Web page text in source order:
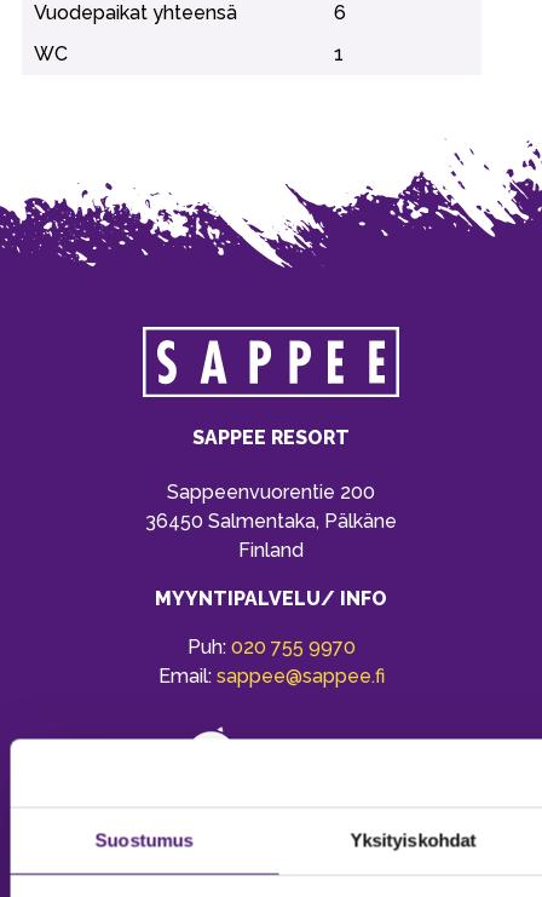
Suostumus Yksityiskohdat
Vuodepaikat yhteensä
6
WC
1
SAPPEE RESORT
Sappeenvuorentie 200
36450 Salmentaka, Pälkäne
Finland
MYYNTIPALVELU/ INFO
Puh: 020 755 9970
Email: sappee@sappee.fi